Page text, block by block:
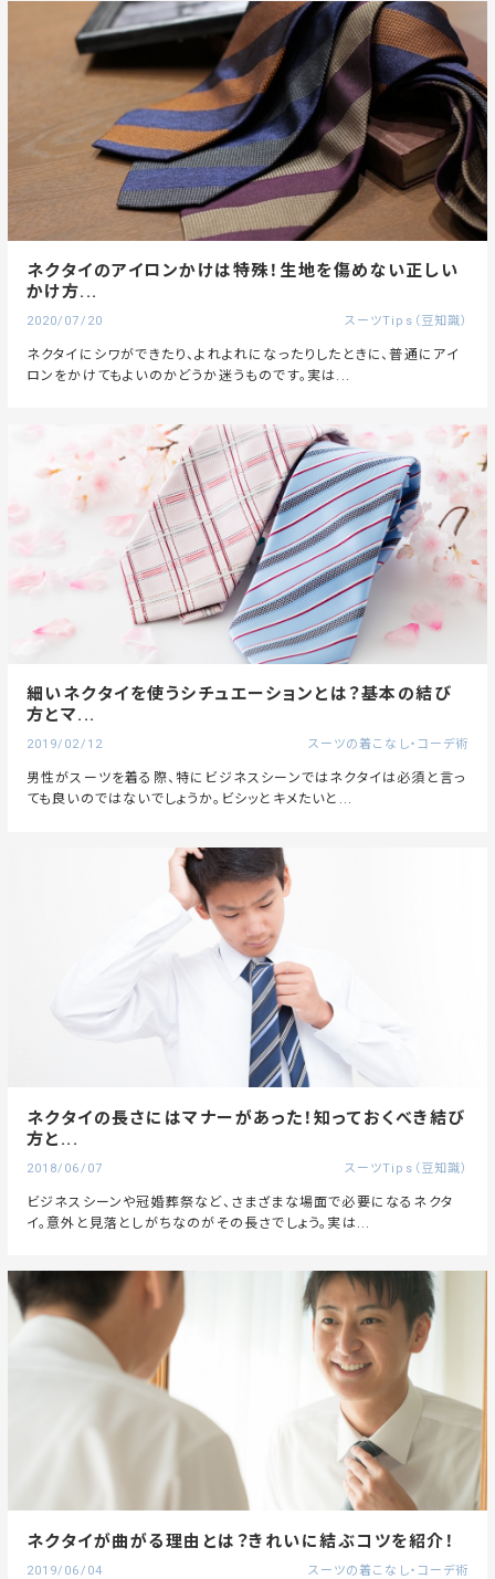
ネクタイのアイロンかけは特殊！生地を傷めない正しい
かけ方...
2020/07/20 スーツTips（豆知識）
ネクタイにシワができたり、よれよれになったりしたときに、普通にアイ
ロンをかけてもよいのかどうか迷うものです。実は...
細いネクタイを使うシチュエーションとは？基本の結び
方とマ...
2019/02/12 スーツの着こなし・コーデ術
男性がスーツを着る際、特にビジネスシーンではネクタイは必須と言っ
ても良いのではないでしょうか。ビシッとキメたいと...
ネクタイの長さにはマナーがあった！知っておくべき結び
方と...
2018/06/07 スーツTips（豆知識）
ビジネスシーンや冠婚葬祭など、さまざまな場面で必要になるネクタ
イ。意外と見落としがちなのがその長さでしょう。実は...
ネクタイが曲がる理由とは？きれいに結ぶコツを紹介！
2019/06/04 スーツの着こなし・コーデ術